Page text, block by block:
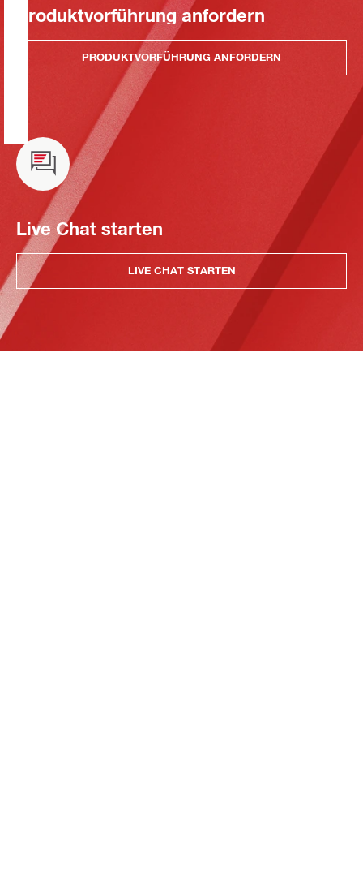
Produktvorführung anfordern
PRODUKTVORFÜHRUNG ANFORDERN
Live Chat starten
LIVE CHAT STARTEN